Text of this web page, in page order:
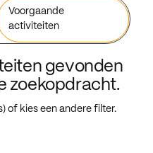
Voorgaande
activiteiten
gevonden
zoekopdracht.
of kies een andere filter.